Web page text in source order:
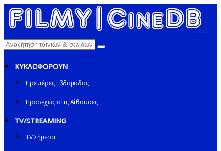
ΚΥΚΛΟΦΟΡΟΥΝ
Πρεμιέρες Εβδομάδας
Προσεχώς στις Αίθουσες
TV/STREAMING
TV Σήμερα